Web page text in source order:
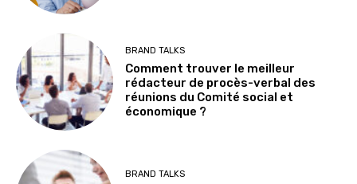
BRAND TALKS
Comment trouver le meilleur
rédacteur de procès-verbal des
réunions du Comité social et
économique ?
BRAND TALKS